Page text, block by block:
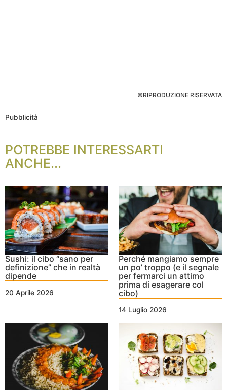
©RIPRODUZIONE RISERVATA
Pubblicità
POTREBBE INTERESSARTI
ANCHE...
Sushi: il cibo “sano per
definizione” che in realtà
dipende
20 Aprile 2026
Perché mangiamo sempre
un po’ troppo (e il segnale
per fermarci un attimo
prima di esagerare col
cibo)
14 Luglio 2026